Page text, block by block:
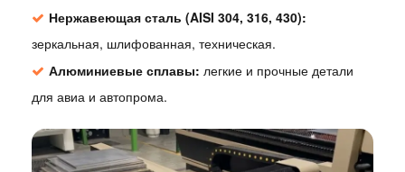
Нержавеющая сталь (AISI 304, 316, 430):
зеркальная, шлифованная, техническая.
Алюминиевые сплавы: легкие и прочные детали
для авиа и автопрома.